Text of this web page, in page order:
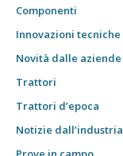
Componenti
Innovazioni tecniche
Novità dalle aziende
Trattori
Trattori d’epoca
Notizie dall’industria